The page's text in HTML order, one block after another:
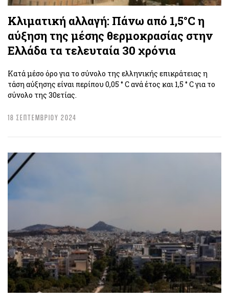
Κλιματική αλλαγή: Πάνω από 1,5°C η
αύξηση της μέσης θερμοκρασίας στην
Ελλάδα τα τελευταία 30 χρόνια
Κατά μέσο όρο για το σύνολο της ελληνικής επικράτειας η
τάση αύξησης είναι περίπου 0,05 ° C ανά έτος και 1,5 ° C για το
σύνολο της 30ετίας.
18 ΣΕΠΤΕΜΒΡΙΟΥ 2024